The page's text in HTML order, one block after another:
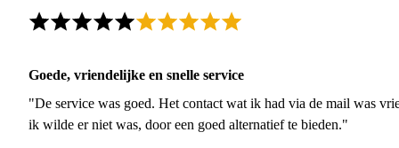
Goede, vriendelijke en snelle service
"De service was goed. Het contact wat ik had via de mail was
ik wilde er niet was, door een goed alternatief te bieden."